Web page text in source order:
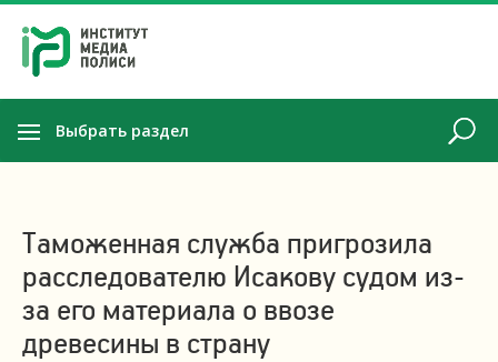
Выбрать раздел
Таможенная служба пригрозила
расследователю Исакову судом из-
за его материала о ввозе
древесины в страну